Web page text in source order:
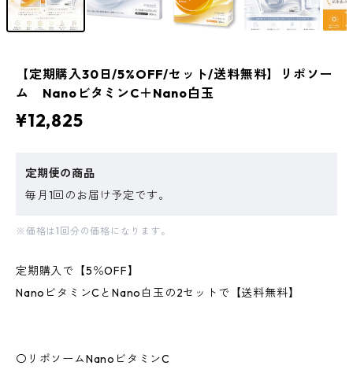
【定期購入30日/5%OFF/セット/送料無料】リポソー
ム NanoビタミンC＋Nano白玉
¥12,825
定期便の商品
毎月1回のお届け予定です。
※価格は1回分の価格になります。
定期購入で【5％OFF】
NanoビタミンCとNano白玉の2セットで【送料無料】
〇リポソームNanoビタミンC